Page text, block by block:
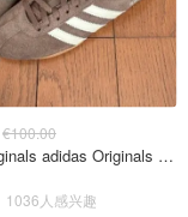
€100.00
adidas Originals adidas Originals TOKYO 复古休闲鞋 深棕色
1036人感兴趣